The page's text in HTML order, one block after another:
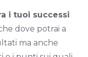
i tuoi successi
dove potrai a
ma anche